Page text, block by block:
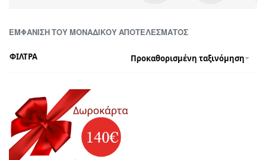
ΕΜΦΆΝΙΣΗ ΤΟΥ ΜΟΝΑΔΙΚΟΎ ΑΠΟΤΕΛΈΣΜΑΤΟΣ
Προκαθορισμένη ταξινόμηση
ΦΙΛΤΡΑ